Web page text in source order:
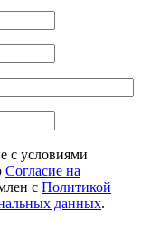
с условиями
Согласие на
с Политикой
данных.